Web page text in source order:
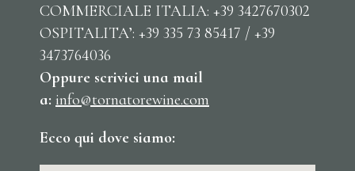
COMMERCIALE ITALIA: +39 3427670302
OSPITALITA’: +39 335 73 85417 / +39
3473764036
Oppure scrivici una mail
a: info@tornatorewine.com
Ecco qui dove siamo: